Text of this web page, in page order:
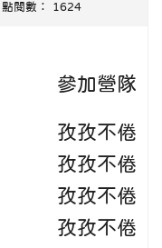
閱數： 1624
參加營隊
孜孜不倦
孜孜不倦
孜孜不倦
孜孜不倦